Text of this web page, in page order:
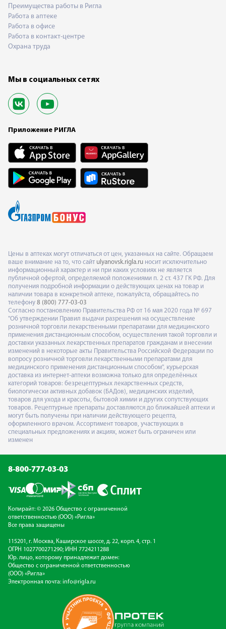
Преимущества работы в Ригла
Работа в аптеке
Работа в офисе
Работа в контакт-центре
Охрана труда
Мы в социальных сетях
Приложение РИГЛА
Цены в аптеках могут отличаться от цен, указанных на сайте. Обращаем
ваше внимание на то, что сайт ulyanovsk.rigla.ru носит исключительно
информационный характер и ни при каких условиях не является
публичной офертой, определяемой положениями п. 2 ст. 437 ГК РФ. Для
получения подробной информации о действующих ценах на товар и
наличии товара в конкретной аптеке, пожалуйста, обращайтесь по
телефону 8 (800) 777-03-03
Согласно постановлению Правительства РФ от 16 мая 2020 года № 697
"Об утверждении Правил выдачи разрешения на осуществление
розничной торговли лекарственными препаратами для медицинского
применения дистанционным способом, осуществления такой торговли и
доставки указанных лекарственных препаратов гражданам и внесении
изменений в некоторые акты Правительства Российской Федерации по
вопросу розничной торговли лекарственными препаратами для
медицинского применения дистанционным способом", курьерская
доставка из интернет-аптеки возможна только для определённых
категорий товаров: безрецептурных лекарственных средств,
биологически активных добавок (БАДов), медицинских изделий,
товаров для ухода и красоты, бытовой химии и других сопутствующих
товаров. Рецептурные препараты доставляются до ближайшей аптеки и
могут быть получены при наличии действующего рецепта,
оформленного врачом. Ассортимент товаров, участвующих в
специальных предложениях и акциях, может быть ограничен или
изменен
8-800-777-03-03
Копирайт: © 2026 Общество с ограниченной
ответственностью (ООО) «Ригла»
Все права защищены
115201, г. Москва, Каширское шоссе, д. 22, корп. 4, стр. 1
ОГРН 1027700271290; ИНН 7724211288
Юр. лицо, которому принадлежит домен:
Общество с ограниченной ответственностью
(ООО) «Ригла»
Электронная почта: info@rigla.ru